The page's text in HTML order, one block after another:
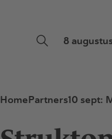
8
HomePartners10 sept: